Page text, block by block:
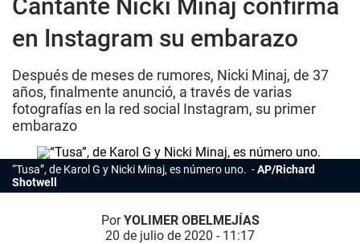
Cantante Nicki Minaj confirma
en Instagram su embarazo
Después de meses de rumores, Nicki Minaj, de 37
años, finalmente anunció, a través de varias
fotografías en la red social Instagram, su primer
embarazo
“Tusa”, de Karol G y Nicki Minaj, es número uno.
AP/Richard
Shotwell
PorYOLIMER OBELMEJÍAS
20 de julio de 2020 - 11:17